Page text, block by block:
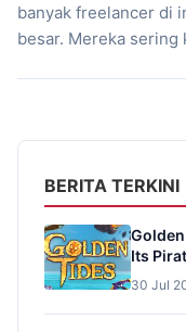
BERITA TERKINI
Its
30 Jul
banyak freelancer di
besar. Mereka sering
menghambat